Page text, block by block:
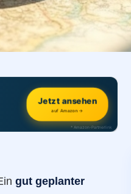
Jetzt ansehen
auf Amazon →
* Amazon-Partnerlink
gut geplanter